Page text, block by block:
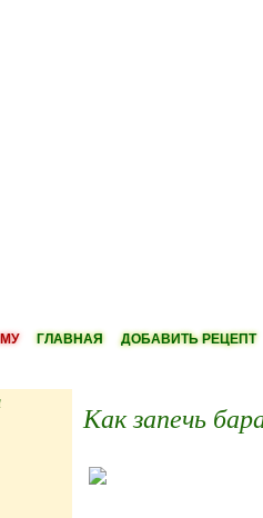
ГЛАВНАЯ ДОБАВИТЬ РЕЦЕПТ
Как запечь